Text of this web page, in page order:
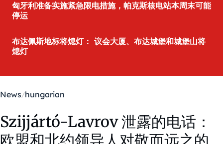
匈牙利准备实施紧急限电措施，帕克斯核电站本周末可能
停运
布达佩斯地标将熄灯： 议会大厦、布达城堡和城堡山将
熄灯
News hungarian
Szijjártó-Lavrov 泄露的电话：
欧盟和北约领导人对敬而远之的